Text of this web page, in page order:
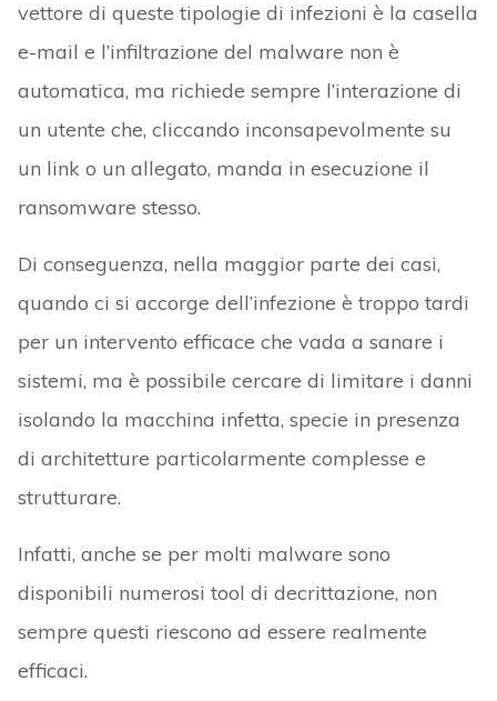
vettore di queste tipologie di infezioni è la casella
e-mail e l’infiltrazione del malware non è
automatica, ma richiede sempre l’interazione di
un utente che, cliccando inconsapevolmente su
un link o un allegato, manda in esecuzione il
ransomware stesso.
Di conseguenza, nella maggior parte dei casi,
quando ci si accorge dell’infezione è troppo tardi
per un intervento efficace che vada a sanare i
sistemi, ma è possibile cercare di limitare i danni
isolando la macchina infetta, specie in presenza
di architetture particolarmente complesse e
strutturare.
Infatti, anche se per molti malware sono
disponibili numerosi tool di decrittazione, non
sempre questi riescono ad essere realmente
efficaci.